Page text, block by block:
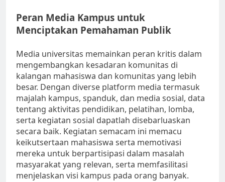
Peran Media Kampus untuk
Menciptakan Pemahaman Publik
Media universitas memainkan peran kritis dalam
mengembangkan kesadaran komunitas di
kalangan mahasiswa dan komunitas yang lebih
besar. Dengan diverse platform media termasuk
majalah kampus, spanduk, dan media sosial, data
tentang aktivitas pendidikan, pelatihan, lomba,
serta kegiatan sosial dapatlah disebarluaskan
secara baik. Kegiatan semacam ini memacu
keikutsertaan mahasiswa serta memotivasi
mereka untuk berpartisipasi dalam masalah
masyarakat yang relevan, serta memfasilitasi
menjelaskan visi kampus pada orang banyak.